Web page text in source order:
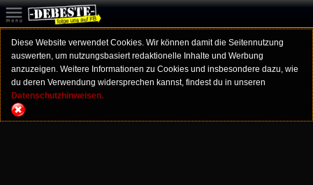
Diese Website verwendet Cookies. Wir können damit die Seitennutzung
auswerten, um nutzungsbasiert redaktionelle Inhalte und Werbung
anzuzeigen. Weitere Informationen zu Cookies und insbesondere dazu, wie
du deren Verwendung widersprechen kannst, findest du in unseren
Datenschutzhinweisen.